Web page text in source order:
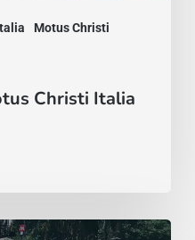
Motus Christi
Christi Italia